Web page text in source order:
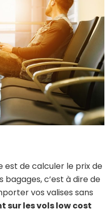
est de calculer le prix de
c’est à dire de
vos valises sans
sur les vols low cost